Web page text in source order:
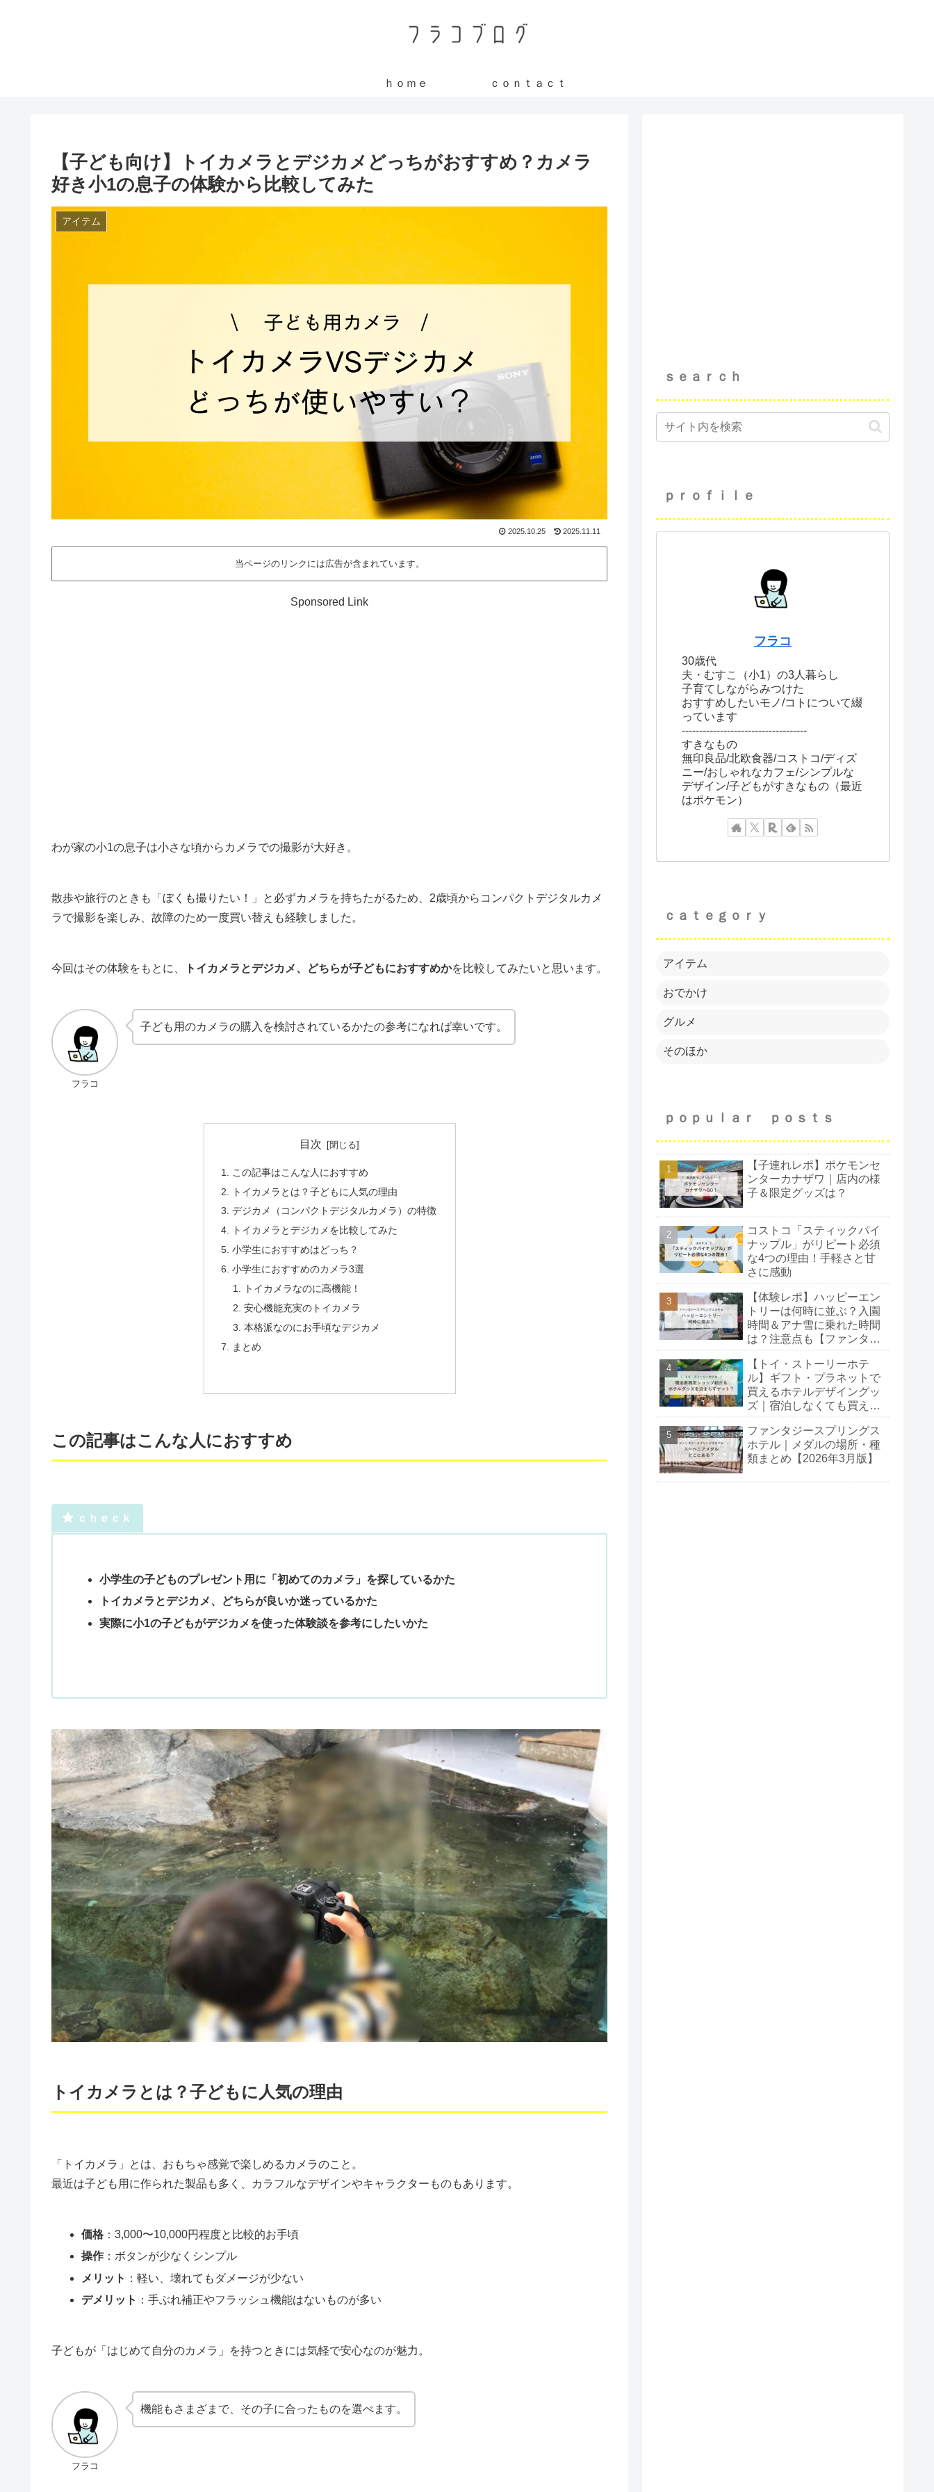
ｈｏｍｅ ｃｏｎｔａｃｔ
【子ども向け】トイカメラとデジカメどっちがおすすめ？カメラ
好き小1の息子の体験から比較してみた
アイテム
2025.10.25 2025.11.11
当ページのリンクには広告が含まれています。
Sponsored Link
わが家の小1の息子は小さな頃からカメラでの撮影が大好き。
散歩や旅行のときも「ぼくも撮りたい！」と必ずカメラを持ちたがるため、2歳頃からコンパクトデジタルカメ
ラで撮影を楽しみ、故障のため一度買い替えも経験しました。
今回はその体験をもとに、 トイカメラとデジカメ、どちらが子どもにおすすめかを比較してみたいと思います。
フラコ
子ども用のカメラの購入を検討されているかたの参考になれば幸いです。
目次
この記事はこんな人におすすめ
トイカメラとは？子どもに人気の理由
デジカメ（コンパクトデジタルカメラ）の特徴
トイカメラとデジカメを比較してみた
小学生におすすめはどっち？
小学生におすすめのカメラ3選
トイカメラなのに高機能！
安心機能充実のトイカメラ
本格派なのにお手頃なデジカメ
まとめ
この記事はこんな人におすすめ
ｃｈｅｃｋ
小学生の子どものプレゼント用に「初めてのカメラ」を探しているかた
トイカメラとデジカメ、どちらが良いか迷っているかた
実際に小1の子どもがデジカメを使った体験談を参考にしたいかた
トイカメラとは？子どもに人気の理由
「トイカメラ」とは、おもちゃ感覚で楽しめるカメラのこと。
最近は子ども用に作られた製品も多く、カラフルなデザインやキャラクターものもあります。
価格 ：3,000〜10,000円程度と比較的お手頃
操作 ：ボタンが少なくシンプル
メリット ：軽い、壊れてもダメージが少ない
デメリット ：手ぶれ補正やフラッシュ機能はないものが多い
子どもが「はじめて自分のカメラ」を持つときには気軽で安心なのが魅力。
フラコ
機能もさまざまで、その子に合ったものを選べます。
ｓｅａｒｃｈ
ｐｒｏｆｉｌｅ
フラコ
30歳代
夫・むすこ（小1）の3人暮らし
子育てしながらみつけた
おすすめしたいモノ/コトについて綴
っています
------------------------------------
すきなもの
無印良品/北欧食器/コストコ/ディズ
ニー/おしゃれなカフェ/シンプルな
デザイン/子どもがすきなもの（最近
はポケモン）
ｃａｔｅｇｏｒｙ
アイテム
おでかけ
グルメ
そのほか
ｐｏｐｕｌａｒ ｐｏｓｔｓ
【子連れレポ】ポケモンセ
ンターカナザワ｜店内の様
子＆限定グッズは？
コストコ「スティックパイ
ナップル」がリピート必須
な4つの理由！手軽さと甘
さに感動
【体験レポ】ハッピーエン
トリーは何時に並ぶ？入園
時間＆アナ雪に乗れた時間
は？注意点も【ファンタジ
【トイ・ストーリーホテ
ル】ギフト・プラネットで
買えるホテルデザイングッ
ズ｜宿泊しなくても買え
ファンタジースプリングス
ホテル｜メダルの場所・種
類まとめ【2026年3月版】